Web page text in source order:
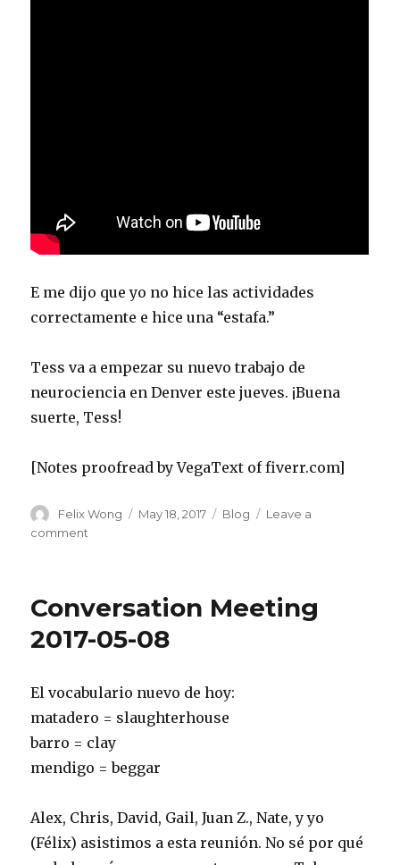
E me dijo que yo no hice las actividades
correctamente e hice una “estafa.”
Tess va a empezar su nuevo trabajo de
neurociencia en Denver este jueves. ¡Buena
suerte, Tess!
[Notes proofread by VegaText of fiverr.com]
Author
Felix Wong
Posted
May 18, 2017 Categories
Blog
Leave a
comment
05-
Conversation Meeting
2017-05-08
El vocabulario nuevo de hoy:
matadero = slaughterhouse
barro = clay
mendigo = beggar
Alex, Chris, David, Gail, Juan Z., Nate, y yo
(Félix) asistimos a esta reunión. No sé por qué